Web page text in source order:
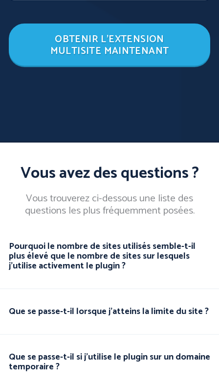
OBTENIR L'EXTENSION
MULTISITE MAINTENANT
Vous avez des questions ?
Vous trouverez ci-dessous une liste des
questions les plus fréquemment posées.
Pourquoi le nombre de sites utilisés semble-t-il
plus élevé que le nombre de sites sur lesquels
j'utilise activement le plugin ?
Que se passe-t-il lorsque j'atteins la limite du site ?
Que se passe-t-il si j'utilise le plugin sur un domaine
temporaire ?